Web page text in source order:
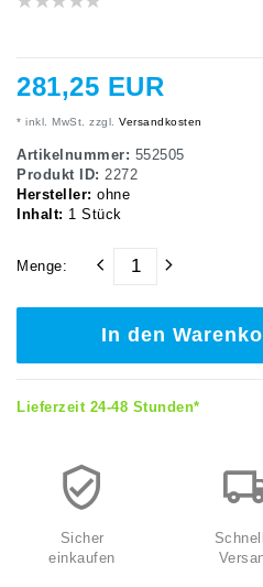
281,25 EUR
* inkl. MwSt. zzgl. Versandkosten
Artikelnummer: 552505
Produkt ID: 2272
Hersteller: ohne
Inhalt: 1 Stück
Menge:
In den
Lieferzeit 24-48 Stunden*
Sicher
einkaufen